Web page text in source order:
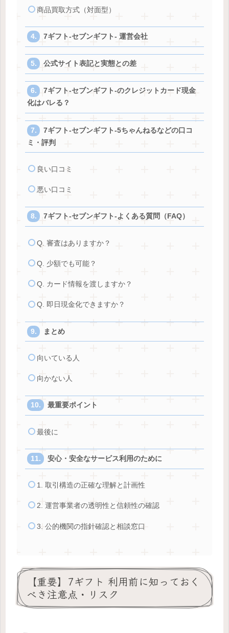
商品買取方式（対面型）
7ギフト-セブンギフト- 運営会社
公式サイト表記と実態との差
7ギフト-セブンギフト-のクレジットカード現金
化はバレる？
7ギフト-セブンギフト-5ちゃんねるなどの口コ
ミ・評判
良い口コミ
悪い口コミ
7ギフト-セブンギフト-よくある質問（FAQ）
Q. 審査はありますか？
Q. 少額でも可能？
Q. カード情報を渡しますか？
Q. 即日現金化できますか？
まとめ
向いている人
向かない人
最重要ポイント
最後に
安心・安全なサービス利用のために
1. 取引構造の正確な理解と計画性
2. 運営事業者の透明性と信頼性の確認
3. 公的機関の指針確認と相談窓口
【重要】7ギフト 利用前に知っておく
べき注意点・リスク